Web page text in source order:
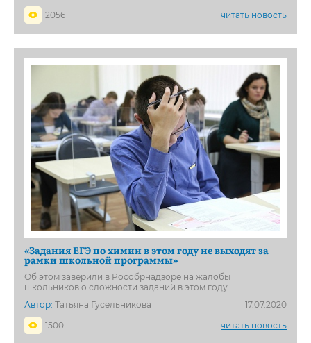
2056
читать новость
«Задания ЕГЭ по химии в этом году не выходят за
рамки школьной программы»
Об этом заверили в Рособрнадзоре на жалобы
школьников о сложности заданий в этом году
Автор: Татьяна Гусельникова
17.07.2020
1500
читать новость